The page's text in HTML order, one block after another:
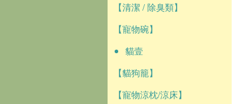
【清潔 / 除臭類】
【寵物碗】
貓壹
【貓狗籠】
【寵物涼枕/涼床】